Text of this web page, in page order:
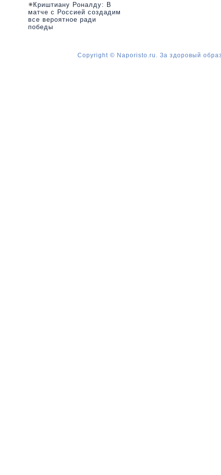
Криштиану Роналду: В
матче с Россией создадим
все вероятное ради
победы
Copyright © Naporisto.ru. За здоровый